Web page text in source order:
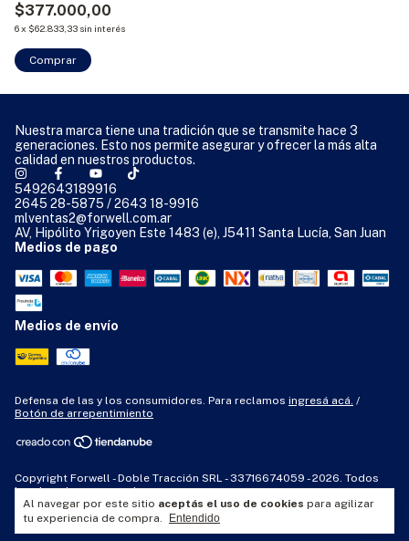
Al navegar por este sitio aceptás el uso de cookies para agilizar
tu experiencia de compra.
Entendido
$377.000,00
6x $62.833,33 sin interés
Comprar
Nuestra marca tiene una tradición que se transmite hace 3
generaciones. Esto nos permite asegurar y ofrecer la más alta
calidad en nuestros productos.
5492643189916
2645 28-5875 / 2643 18-9916
mlventas2@forwell.com.ar
AV, Hipólito Yrigoyen Este 1483 (e), J5411 Santa Lucía, San Juan
Medios de pago
Medios de envío
Defensa de las y los consumidores. Para reclamos ingresá acá. /
Botón de arrepentimiento
Copyright Forwell - Doble Tracción SRL - 33716674059 - 2026. Todos
los derechos reservados.